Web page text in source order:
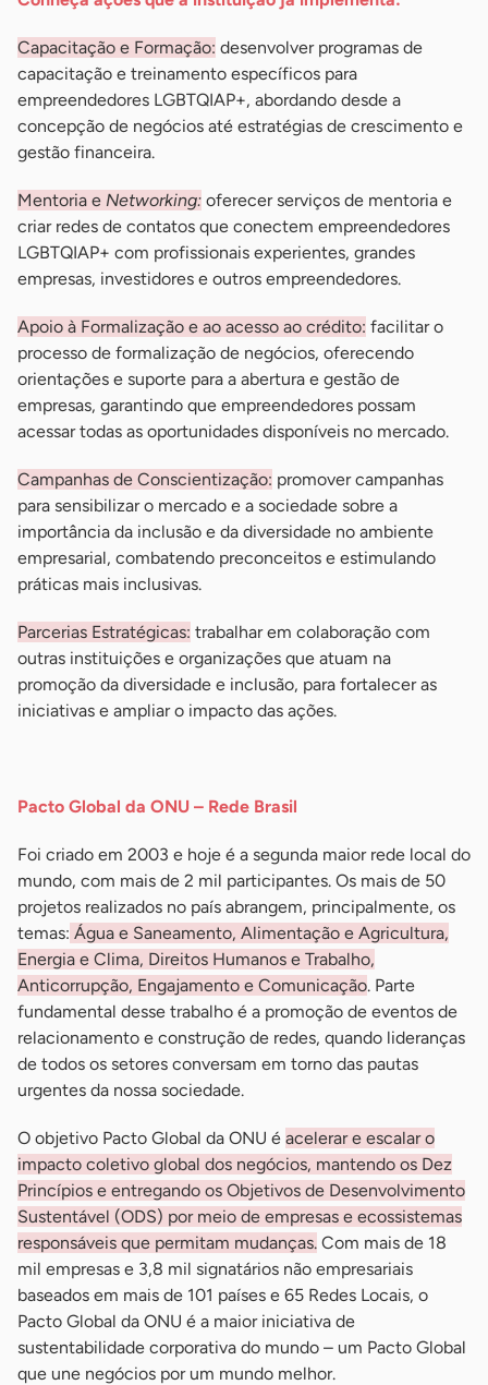
Capacitação e Formação: desenvolver programas de
capacitação e treinamento específicos para
empreendedores LGBTQIAP+, abordando desde a
concepção de negócios até estratégias de crescimento e
gestão financeira.
Mentoria e Networking: oferecer serviços de mentoria e
criar redes de contatos que conectem empreendedores
LGBTQIAP+ com profissionais experientes, grandes
empresas, investidores e outros empreendedores.
Apoio à Formalização e ao acesso ao crédito: facilitar o
processo de formalização de negócios, oferecendo
orientações e suporte para a abertura e gestão de
empresas, garantindo que empreendedores possam
acessar todas as oportunidades disponíveis no mercado.
Campanhas de Conscientização: promover campanhas
para sensibilizar o mercado e a sociedade sobre a
importância da inclusão e da diversidade no ambiente
empresarial, combatendo preconceitos e estimulando
práticas mais inclusivas.
Parcerias Estratégicas: trabalhar em colaboração com
outras instituições e organizações que atuam na
promoção da diversidade e inclusão, para fortalecer as
iniciativas e ampliar o impacto das ações.
Pacto Global da ONU – Rede Brasil
Foi criado em 2003 e hoje é a segunda maior rede local do
mundo, com mais de 2 mil participantes. Os mais de 50
projetos realizados no país abrangem, principalmente, os
temas: Água e Saneamento, Alimentação e Agricultura,
Energia e Clima, Direitos Humanos e Trabalho,
Anticorrupção, Engajamento e Comunicação. Parte
fundamental desse trabalho é a promoção de eventos de
relacionamento e construção de redes, quando lideranças
de todos os setores conversam em torno das pautas
urgentes da nossa sociedade.
O objetivo Pacto Global da ONU é acelerar e escalar o
impacto coletivo global dos negócios, mantendo os Dez
Princípios e entregando os Objetivos de Desenvolvimento
Sustentável (ODS) por meio de empresas e ecossistemas
responsáveis que permitam mudanças. Com mais de 18
mil empresas e 3,8 mil signatários não empresariais
baseados em mais de 101 países e 65 Redes Locais, o
Pacto Global da ONU é a maior iniciativa de
sustentabilidade corporativa do mundo – um Pacto Global
que une negócios por um mundo melhor.